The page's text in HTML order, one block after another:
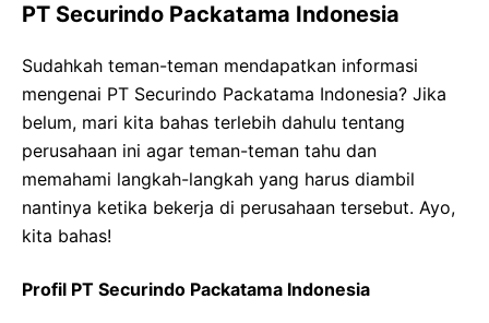
PT Securindo Packatama Indonesia
Sudahkah teman-teman mendapatkan informasi
mengenai PT Securindo Packatama Indonesia? Jika
belum, mari kita bahas terlebih dahulu tentang
perusahaan ini agar teman-teman tahu dan
memahami langkah-langkah yang harus diambil
nantinya ketika bekerja di perusahaan tersebut. Ayo,
kita bahas!
Profil PT Securindo Packatama Indonesia